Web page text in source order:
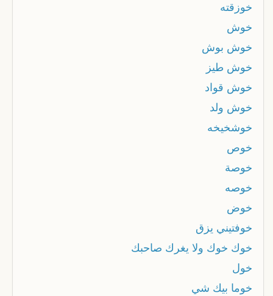
خوزقته
خوش
خوش بوش
خوش طيز
خوش قواد
خوش ولد
خوشخيخه
خوص
خوصة
خوصه
خوض
خوفتيني يزق
خوك خوك ولا يغرك صاحبك
خول
خوما بيك شي